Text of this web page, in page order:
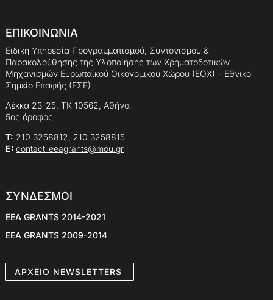
ΕΠΙΚΟΙΝΩΝΙΑ
Ειδική Υπηρεσία Προγραμματισμού, Συντονισμού &
Παρακολούθησης της Υλοποίησης των Χρηματοδοτικών
Μηχανισμών Ευρωπαϊκού Οικονομικού Χώρου (ΕΟΧ) – Εθνικό
Σημείο Επαφής (ΕΣΕ)
Λέκκα 23-25, ΤΚ 10562, Αθήνα
5ος όροφος
Τ: 210 3258812, 210 3258815
E: contact-eeagrants@mou.gr
ΣΥΝΔΕΣΜΟΙ
EEA GRANTS 2014-2021
EEA GRANTS 2009-2014
AΡXEIO NEWSLETTERS